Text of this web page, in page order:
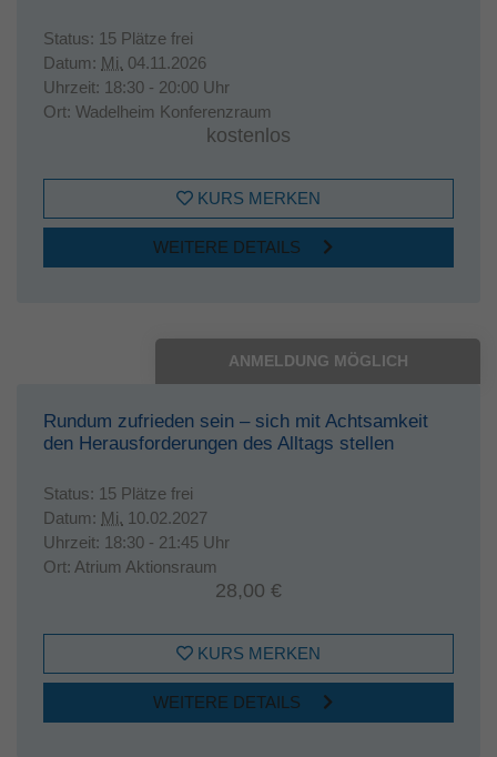
Status: 15 Plätze frei
Datum: Mi. 04.11.2026
Uhrzeit: 18:30 - 20:00 Uhr
Ort: Wadelheim Konferenzraum
kostenlos
KURS MERKEN
WEITERE DETAILS
ANMELDUNG MÖGLICH
Rundum zufrieden sein – sich mit Achtsamkeit
den Herausforderungen des Alltags stellen
Status: 15 Plätze frei
Datum: Mi. 10.02.2027
Uhrzeit: 18:30 - 21:45 Uhr
Ort: Atrium Aktionsraum
28,00 €
KURS MERKEN
WEITERE DETAILS